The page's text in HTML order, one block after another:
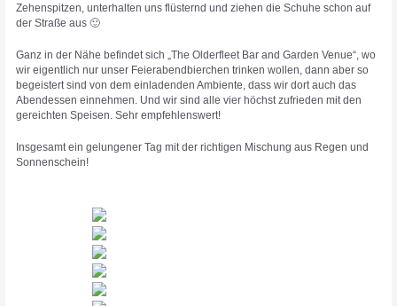
Zehenspitzen, unterhalten uns flüsternd und ziehen die Schuhe schon auf
der Straße aus 🙂
Ganz in der Nähe befindet sich „The Olderfleet Bar and Garden Venue“, wo
wir eigentlich nur unser Feierabendbierchen trinken wollen, dann aber so
begeistert sind von dem einladenden Ambiente, dass wir dort auch das
Abendessen einnehmen. Und wir sind alle vier höchst zufrieden mit den
gereichten Speisen. Sehr empfehlenswert!
Insgesamt ein gelungener Tag mit der richtigen Mischung aus Regen und
Sonnenschein!